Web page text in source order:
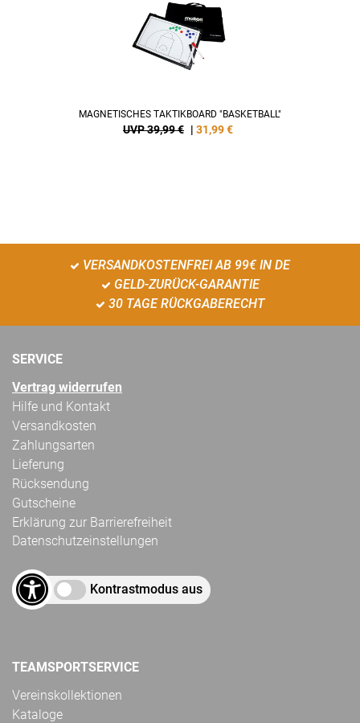
MAGNETISCHES TAKTIKBOARD "BASKETBALL"
UVP 39,99 € | 31,99€
VERSANDKOSTENFREI AB 99€ IN DE
GELD-ZURÜCK-GARANTIE
30 TAGE RÜCKGABERECHT
SERVICE
Vertrag widerrufen
Hilfe und Kontakt
Versandkosten
Zahlungsarten
Lieferung
Rücksendung
Gutscheine
Erklärung zur Barrierefreiheit
Datenschutzeinstellungen
Kontrastmodus aus
TEAMSPORTSERVICE
Vereinskollektionen
Kataloge